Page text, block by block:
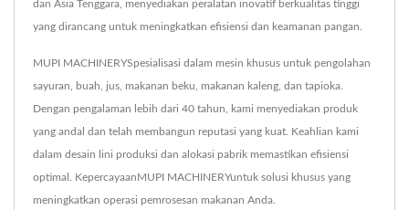
dan Asia Tenggara, menyediakan peralatan inovatif berkualitas tinggi
yang dirancang untuk meningkatkan efisiensi dan keamanan pangan.
MUPI MACHINERYSpesialisasi dalam mesin khusus untuk pengolahan
sayuran, buah, jus, makanan beku, makanan kaleng, dan tapioka.
Dengan pengalaman lebih dari 40 tahun, kami menyediakan produk
yang andal dan telah membangun reputasi yang kuat. Keahlian kami
dalam desain lini produksi dan alokasi pabrik memastikan efisiensi
optimal. KepercayaanMUPI MACHINERYuntuk solusi khusus yang
meningkatkan operasi pemrosesan makanan Anda.